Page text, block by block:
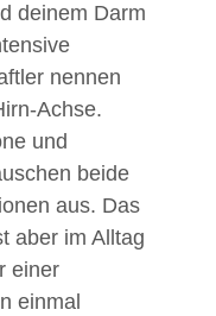
deinem Darm
nennen
Achse.
und
beide
aus. Das
aber im Alltag
einer
einmal